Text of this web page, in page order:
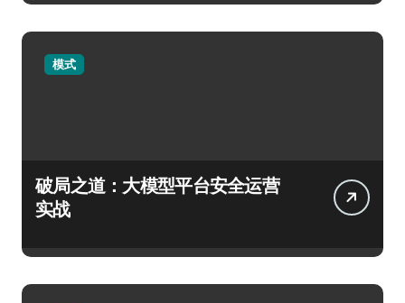
模式
破局之道：大模型平台安全运营
实战